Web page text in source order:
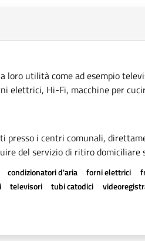
loro utilità come ad esempio
elettrici, Hi-Fi, macchine per
presso i centri comunali,
del servizio di ritiro domiciliare
condizionatori d'aria forni elettrici
televisori tubi catodici